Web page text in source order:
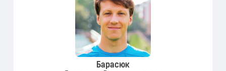
Барасюк